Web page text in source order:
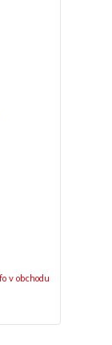
v obchodu